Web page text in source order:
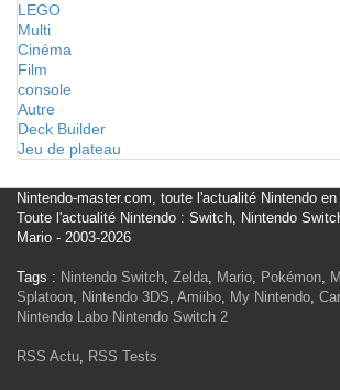
LEGO
Multi
Cinéma
Film
console
Autre
Deck Builder
Jeu de plateau
Nintendo-master.com, toute l'actualité Nintendo
Toute l'actualité Nintendo : Switch, Nintendo
Mario - 2003-2026
Tags : Nintendo Switch, Zelda, Mario, Pokémon,
Splatoon, Nintendo 3DS, Amiibo, My Nintendo,
Nintendo Labo Nintendo Switch 2
RSS Actu, RSS Tests